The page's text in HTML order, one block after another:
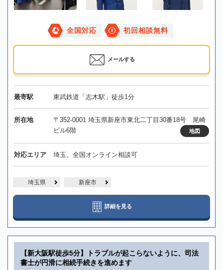
全国対応 初回相談無料
メールする
最寄駅 東武鉄道「志木駅」徒歩1分
所在地
〒352-0001 埼玉県新座市東北二丁目30番18号 尾崎
ビル6階
地図
対応エリア 埼玉、全国オンライン相談可
埼玉県 新座市
詳細を見る
【新大阪駅徒歩5分】トラブルが起こらないように、司法
書士が円滑に相続手続きを進めます